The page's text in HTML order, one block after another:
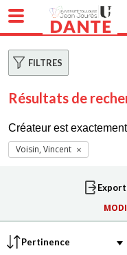
FILTRES
Résultats de
Créateur est exactement
Voisin, Vincent